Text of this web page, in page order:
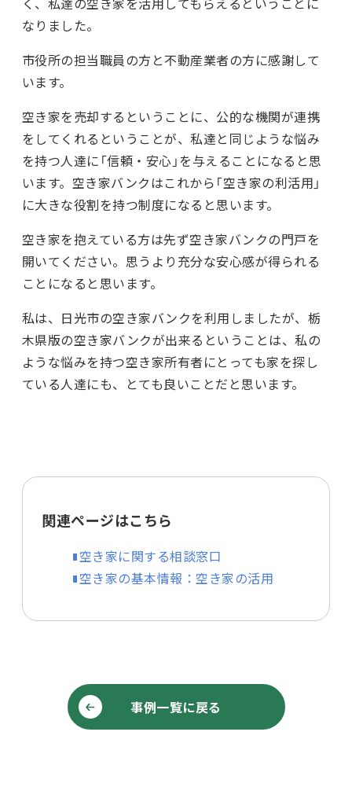
なりました。
市役所の担当職員の方と不動産業者の方に感謝して
います。
空き家を売却するということに、公的な機関が連携
をしてくれるということが、私達と同じような悩み
を持つ人達に「信頼・安心」を与えることになると思
います。空き家バンクはこれから「空き家の利活用」
に大きな役割を持つ制度になると思います。
空き家を抱えている方は先ず空き家バンクの門戸を
開いてください。思うより充分な安心感が得られる
ことになると思います。
私は、日光市の空き家バンクを利用しましたが、栃
木県版の空き家バンクが出来るということは、私の
ような悩みを持つ空き家所有者にとっても家を探し
ている人達にも、とても良いことだと思います。
関連ページはこちら
空き家に関する相談窓口
空き家の基本情報：空き家の活用
事例一覧に戻る